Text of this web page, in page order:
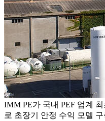
IMM PE가 국내 PEF 업계
로 초장기 안정 수익 모델